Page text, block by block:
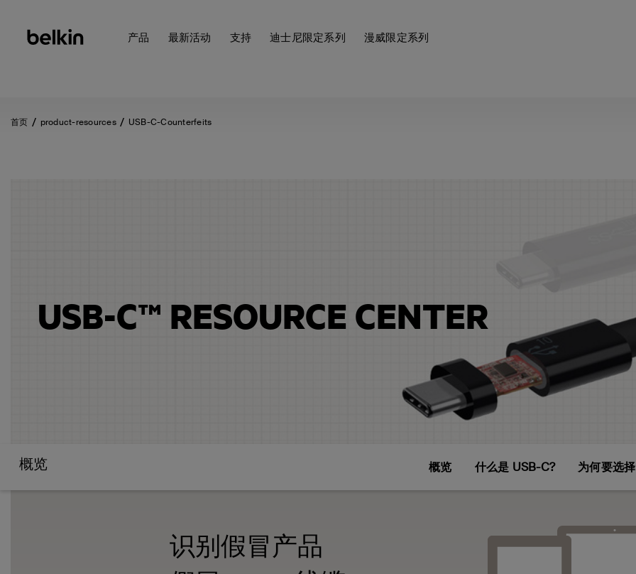
产品 最新活动 支持 迪士尼限定系列 漫威限定系列
首页 product-resources USB-C-Counterfeits
USB-C™ RESOURCE CENTER
概览 概览 什么是 USB-C? 为何要选
识别假冒产品